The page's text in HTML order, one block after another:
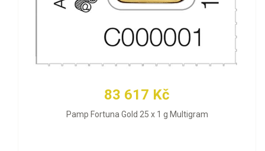
83 617 Kč
Pamp Fortuna Gold 25 x 1 g Multigram